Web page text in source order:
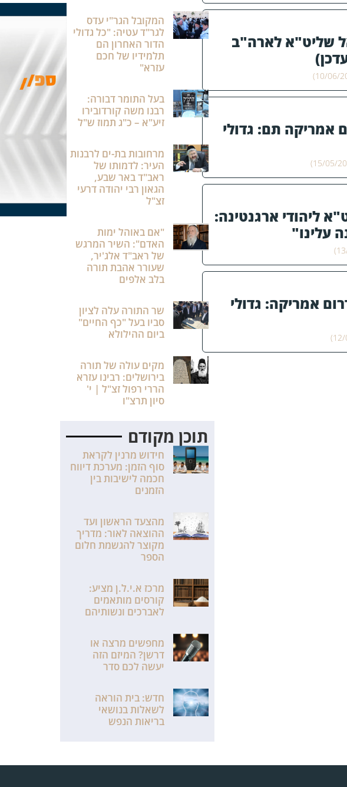
שליט"א לארה"ב
אמריקה תם: גדולי
ליהודי ארגנטינה:
עלינו"
אמריקה: גדולי
המקובל הגר"י עדס
לגר"ד עטיה: "כל גדולי
הדור האחרון הם
תלמידיו של חכם
עזרא"
בעל התומר דבורה:
רבנו משה קורדובירו
זיע"א – כ"ג תמוז ש"ל
מרחובות בת-ים לרבנות
העיר: לדמותו של
ראב"ד באר שבע,
הגאון רבי יהודה דרעי
זצ"ל
"אם באוהל ימות
האדם": השיר המרגש
של ראב"ד אלג'יר,
שעורר אהבת תורה
בלב אלפים
שר התורה עלה לציון
סביו בעל "כף החיים"
ביום ההילולא
מקים עולה של תורה
בירושלים: רבינו עזרא
הררי רפול זצ"ל | י'
סיון תרצ"ו
תוכן מקודם
חידוש מרנין לקראת
סוף הזמן: מערכת דיווח
חכמה לישיבות בין
הזמנים
מהצעד הראשון ועד
ההוצאה לאור: מדריך
מקוצר להגשמת חלום
הספר
מרכז א.י.ל.ן מציע:
קורסים מותאמים
לאברכים ונשותיהם
מחפשים מרצה או
דרשן? המיזם הזה
יעשה לכם סדר
חדש: בית הוראה
לשאלות בנושאי
בריאות הנפש